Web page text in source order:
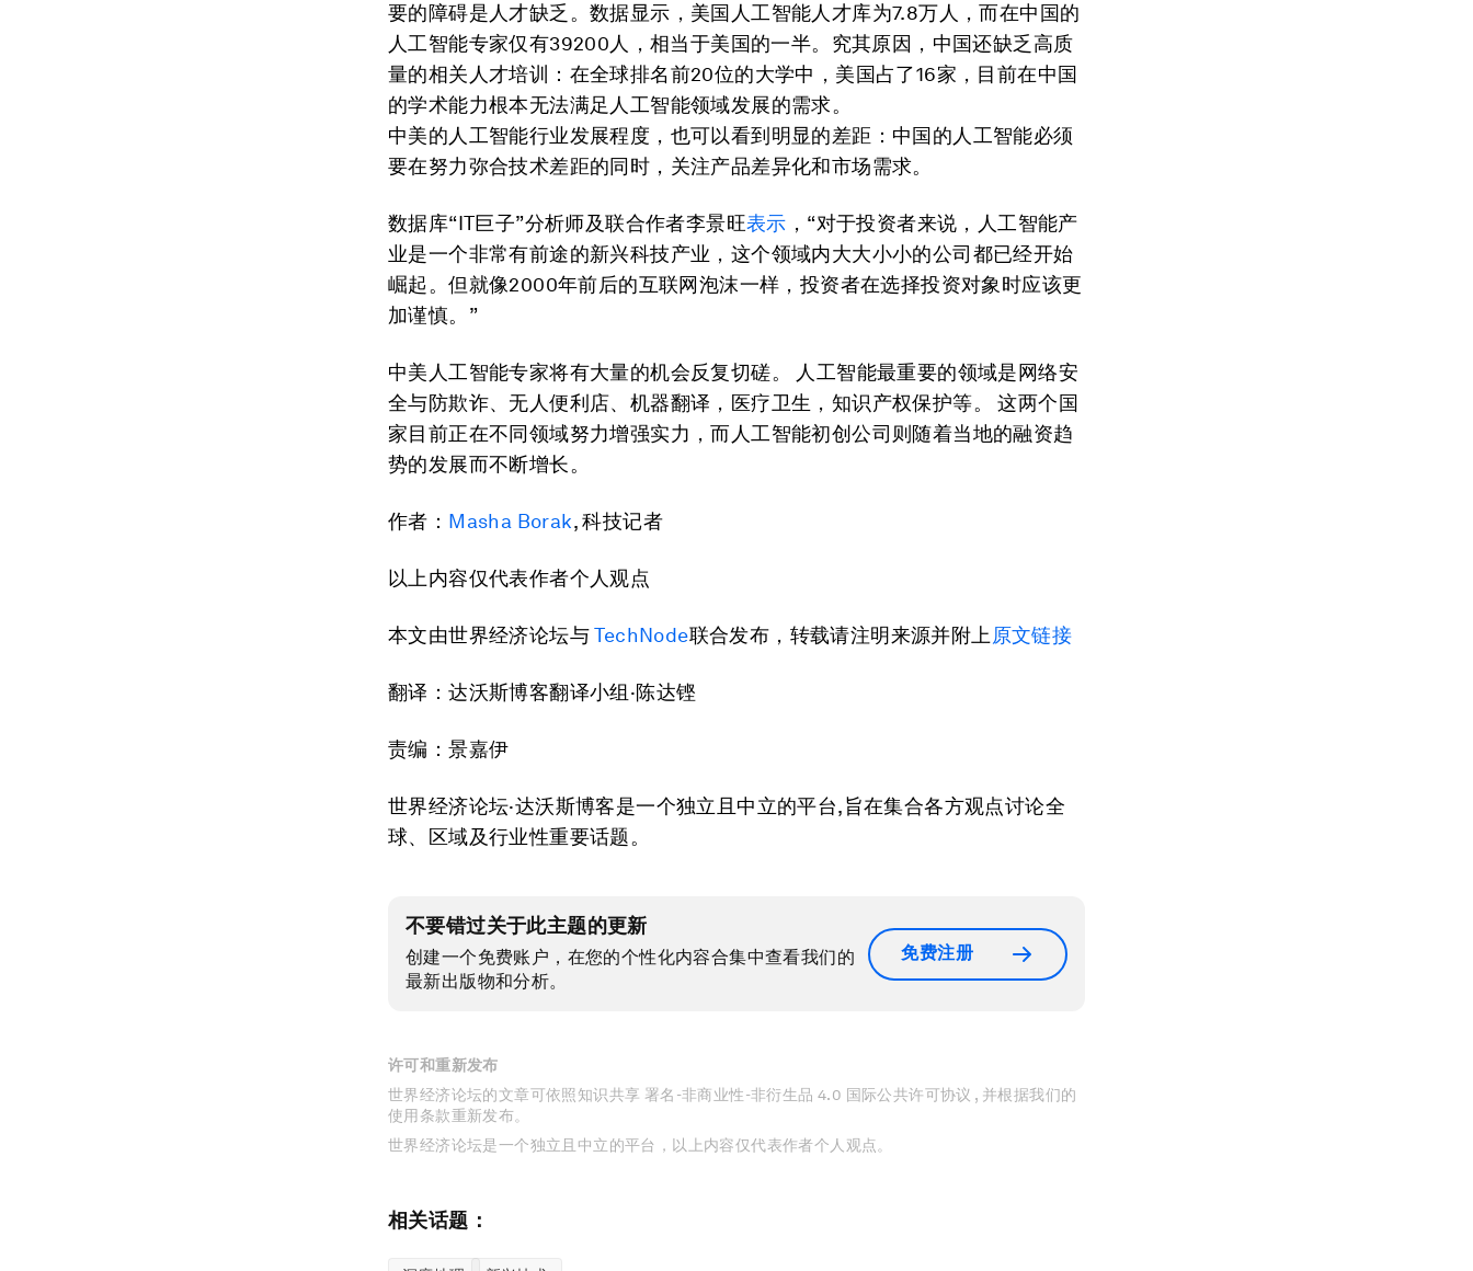
要的障碍是人才缺乏。数据显示，美国人工智能人才库为7.8万人，而在中国的
人工智能专家仅有39200人，相当于美国的一半。究其原因，中国还缺乏高质
量的相关人才培训：在全球排名前20位的大学中，美国占了16家，目前在中国
的学术能力根本无法满足人工智能领域发展的需求。
中美的人工智能行业发展程度，也可以看到明显的差距：中国的人工智能必须
要在努力弥合技术差距的同时，关注产品差异化和市场需求。
数据库“IT巨子”分析师及联合作者李景旺表示 ，“对于投资者来说，人工智能产
业是一个非常有前途的新兴科技产业，这个领域内大大小小的公司都已经开始
崛起。但就像2000年前后的互联网泡沫一样，投资者在选择投资对象时应该更
加谨慎。”
中美人工智能专家将有大量的机会反复切磋。 人工智能最重要的领域是网络安
全与防欺诈、无人便利店、机器翻译，医疗卫生，知识产权保护等。 这两个国
家目前正在不同领域努力增强实力，而人工智能初创公司则随着当地的融资趋
势的发展而不断增长。
作者： Masha Borak, 科技记者
以上内容仅代表作者个人观点
本文由世界经济论坛与TechNode联合发布，转载请注明来源并附上原文链接
翻译：达沃斯博客翻译小组·陈达铿
责编：景嘉伊
世界经济论坛·达沃斯博客是一个独立且中立的平台,旨在集合各方观点讨论全
球、区域及行业性重要话题。
不要错过关于此主题的更新
创建一个免费账户，在您的个性化内容合集中查看我们的
最新出版物和分析。
免费注册
许可和重新发布
世界经济论坛的文章可依照知识共享 署名-非商业性-非衍生品 4.0 国际公共许可协议 , 并根据我们的
使用条款重新发布。
世界经济论坛是一个独立且中立的平台，以上内容仅代表作者个人观点。
相关话题：